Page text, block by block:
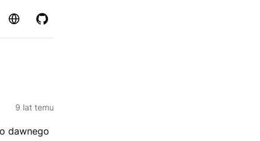
Strona GitHub
9 lat temu
dawnego